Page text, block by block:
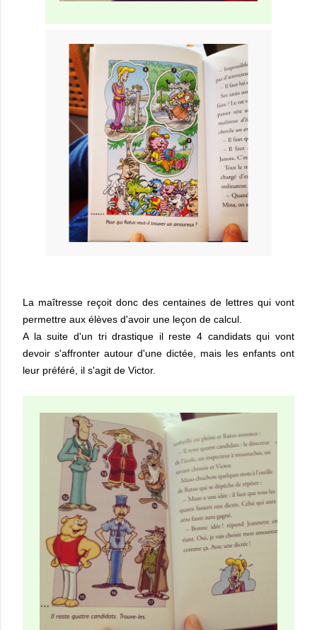
La maîtresse reçoit donc des centaines de lettres qui vont
permettre aux élèves d'avoir une leçon de calcul.
A la suite d'un tri drastique il reste 4 candidats qui vont
devoir s'affronter autour d'une dictée, mais les enfants ont
leur préféré, il s'agit de Victor.